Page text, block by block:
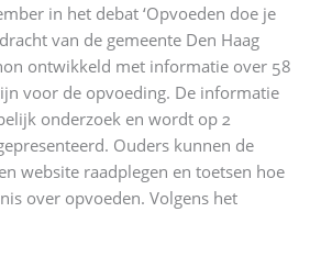
in het debat ‘Opvoeden doe je
van de gemeente Den Haag
ontwikkeld met informatie over 58
voor de opvoeding. De informatie
onderzoek en wordt op 2
Ouders kunnen de
website raadplegen en toetsen hoe
over opvoeden. Volgens het